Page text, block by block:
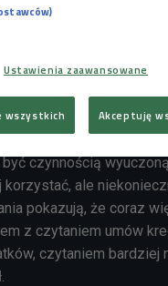
i niezrozumiałe
neurobiolog z
uwagę, że czytanie
wielu umiejętność,
życiu. - Analiza
czynnością
ale
pokazują, że coraz
z czytaniem umów
czytaniem bardziej
Ustawienia zaawansowane
wszystkich Akceptuję